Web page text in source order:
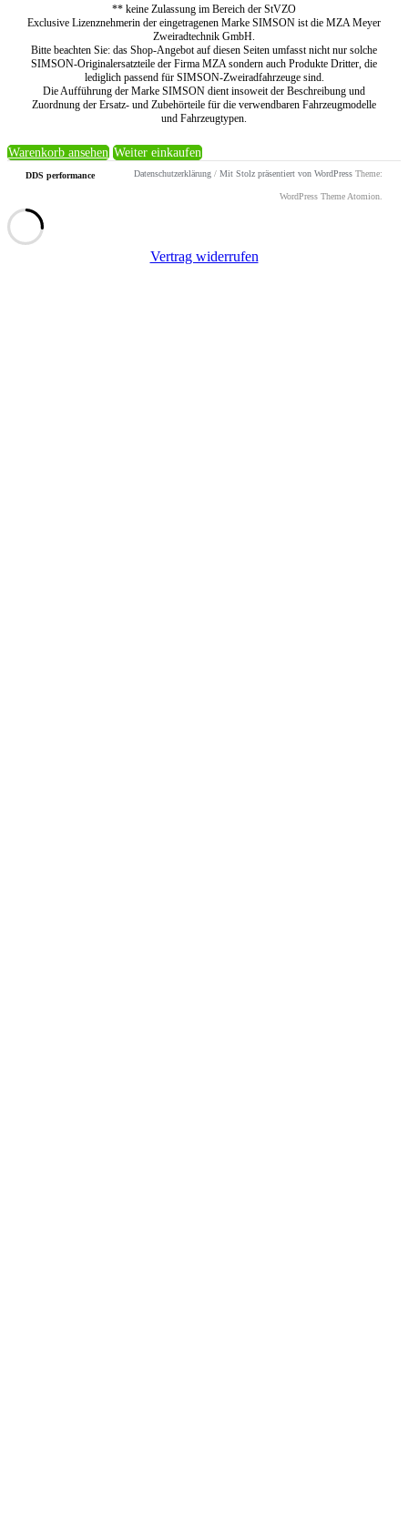
** keine Zulassung im Bereich der StVZO
Exclusive Lizenznehmerin der eingetragenen Marke SIMSON ist die MZA Meyer
Zweiradtechnik GmbH.
Bitte beachten Sie: das Shop-Angebot auf diesen Seiten umfasst nicht nur solche
SIMSON-Originalersatzteile der Firma MZA sondern auch Produkte Dritter, die
lediglich passend für SIMSON-Zweiradfahrzeuge sind.
Die Aufführung der Marke SIMSON dient insoweit der Beschreibung und
Zuordnung der Ersatz- und Zubehörteile für die verwendbaren Fahrzeugmodelle
und Fahrzeugtypen.
Warenkorb ansehen Weiter einkaufen
DDS performance Datenschutzerklärung / Mit Stolz präsentiert von WordPress Theme:
WordPress Theme Atomion.
Vertrag widerrufen